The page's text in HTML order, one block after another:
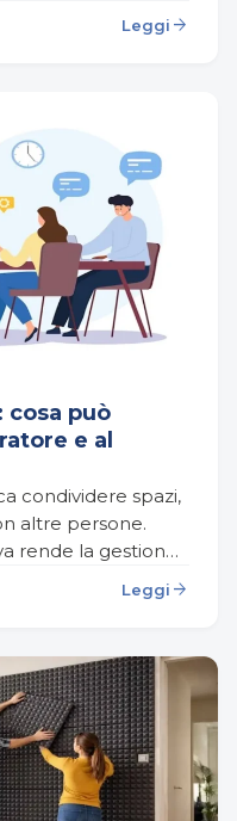
tratta di modificare,
Leggi arrow_forward
può
e al
condividere spazi,
altre persone.
rende la gestione
Leggi arrow_forward